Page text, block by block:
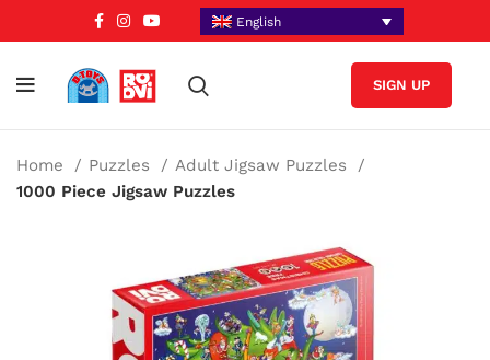
English
SIGN UP
Home Puzzles
Adult Jigsaw Puzzles
1000 Piece Jigsaw Puzzles